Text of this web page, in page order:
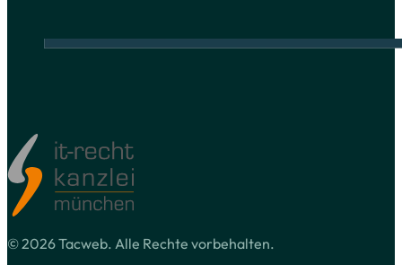
© 2026 Tacweb. Alle Rechte vorbehalten.